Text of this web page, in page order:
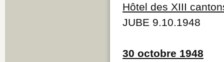
Hôtel des XIII
JUBE 9.10.1948
30 octobre 1948